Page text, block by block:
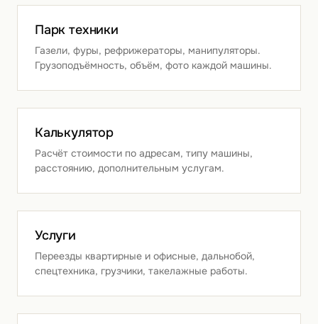
Парк техники
Газели, фуры, рефрижераторы, манипуляторы.
Грузоподъёмность, объём, фото каждой машины.
Калькулятор
Расчёт стоимости по адресам, типу машины,
расстоянию, дополнительным услугам.
Услуги
Переезды квартирные и офисные, дальнобой,
спецтехника, грузчики, такелажные работы.